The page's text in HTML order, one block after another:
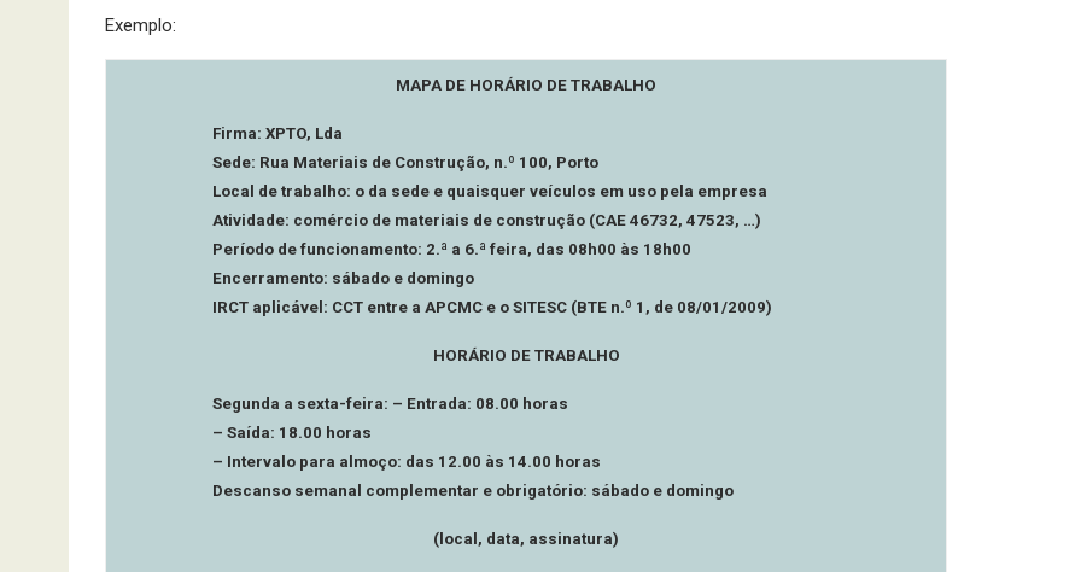
Exemplo:
MAPA DE HORÁRIO DE TRABALHO
Firma: XPTO, Lda
Sede: Rua Materiais de Construção, n.º 100, Porto
Local de trabalho: o da sede e quaisquer veículos em uso pela empresa
Atividade: comércio de materiais de construção (CAE 46732, 47523, …)
Período de funcionamento: 2.ª a 6.ª feira, das 08h00 às 18h00
Encerramento: sábado e domingo
IRCT aplicável: CCT entre a APCMC e o SITESC (BTE n.º 1, de 08/01/2009)
HORÁRIO DE TRABALHO
Segunda a sexta-feira: – Entrada: 08.00 horas
– Saída: 18.00 horas
– Intervalo para almoço: das 12.00 às 14.00 horas
Descanso semanal complementar e obrigatório: sábado e domingo
(local, data, assinatura)